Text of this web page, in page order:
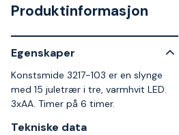
Produktinformasjon
Egenskaper
Konstsmide 3217-103 er en slynge
med 15 juletrær i tre, varmhvit LED.
3xAA. Timer på 6 timer.
Tekniske data​